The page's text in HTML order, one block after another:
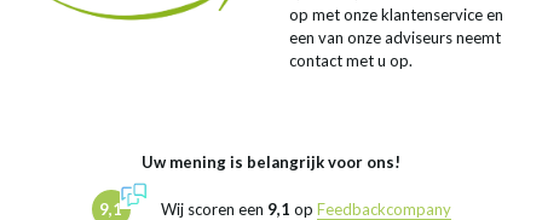
op met onze klantenservice en
een van onze adviseurs neemt
contact met u op.
Uw mening is belangrijk voor ons!
9,1 Wij scoren een 9,1 op Feedbackcompany